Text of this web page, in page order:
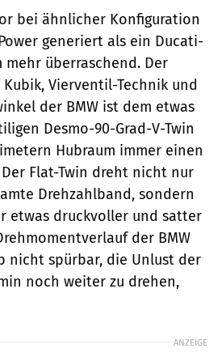
bei ähnlicher Konfiguration
generiert als ein Ducati-
mehr überraschend. Der
Vierventil-Technik und
der BMW ist dem etwas
Desmo-90-Grad-V-Twin
Hubraum immer einen
Flat-Twin dreht nicht nur
Drehzahlband, sondern
etwas druckvoller und satter
der BMW
nicht spürbar, die Unlust der
noch weiter zu drehen,
ANZEIGE